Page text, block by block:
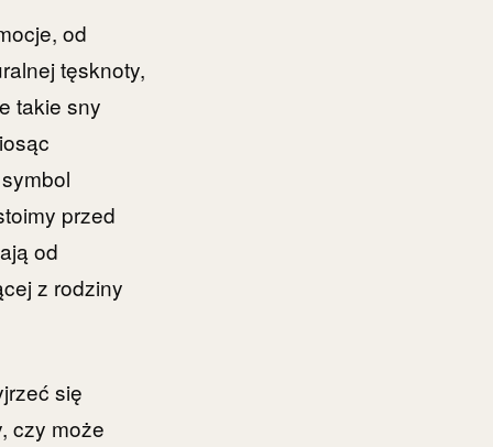
od
tęsknoty,
takie sny
przed
od
z rodziny
się
czy może